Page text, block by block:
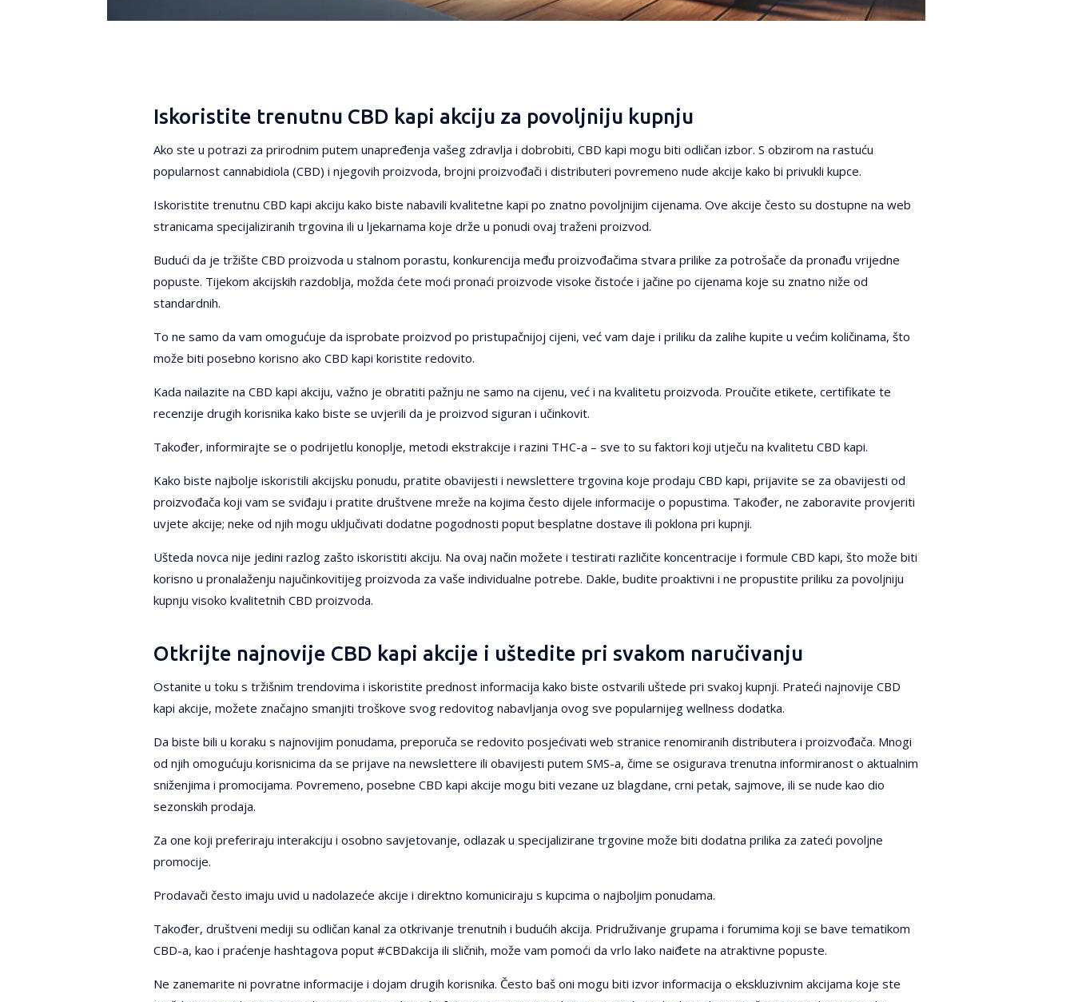
Iskoristite trenutnu CBD kapi akciju za povoljniju kupnju
Ako ste u potrazi za prirodnim putem unapređenja vašeg zdravlja i dobrobiti, CBD kapi mogu biti odličan izbor. S obzirom na rastuću
popularnost cannabidiola (CBD) i njegovih proizvoda, brojni proizvođači i distributeri povremeno nude akcije kako bi privukli kupce.
Iskoristite trenutnu CBD kapi akciju kako biste nabavili kvalitetne kapi po znatno povoljnijim cijenama. Ove akcije često su dostupne na web
stranicama specijaliziranih trgovina ili u ljekarnama koje drže u ponudi ovaj traženi proizvod.
Budući da je tržište CBD proizvoda u stalnom porastu, konkurencija među proizvođačima stvara prilike za potrošače da pronađu vrijedne
popuste. Tijekom akcijskih razdoblja, možda ćete moći pronaći proizvode visoke čistoće i jačine po cijenama koje su znatno niže od
standardnih.
To ne samo da vam omogućuje da isprobate proizvod po pristupačnijoj cijeni, već vam daje i priliku da zalihe kupite u većim količinama, što
može biti posebno korisno ako CBD kapi koristite redovito.
Kada nailazite na CBD kapi akciju, važno je obratiti pažnju ne samo na cijenu, već i na kvalitetu proizvoda. Proučite etikete, certifikate te
recenzije drugih korisnika kako biste se uvjerili da je proizvod siguran i učinkovit.
Također, informirajte se o podrijetlu konoplje, metodi ekstrakcije i razini THC-a – sve to su faktori koji utječu na kvalitetu CBD kapi.
Kako biste najbolje iskoristili akcijsku ponudu, pratite obavijesti i newslettere trgovina koje prodaju CBD kapi, prijavite se za obavijesti od
proizvođača koji vam se sviđaju i pratite društvene mreže na kojima često dijele informacije o popustima. Također, ne zaboravite provjeriti
uvjete akcije; neke od njih mogu uključivati dodatne pogodnosti poput besplatne dostave ili poklona pri kupnji.
Ušteda novca nije jedini razlog zašto iskoristiti akciju. Na ovaj način možete i testirati različite koncentracije i formule CBD kapi, što može biti
korisno u pronalaženju najučinkovitijeg proizvoda za vaše individualne potrebe. Dakle, budite proaktivni i ne propustite priliku za povoljniju
kupnju visoko kvalitetnih CBD proizvoda.
Otkrijte najnovije CBD kapi akcije i uštedite pri svakom naručivanju
Ostanite u toku s tržišnim trendovima i iskoristite prednost informacija kako biste ostvarili uštede pri svakoj kupnji. Prateći najnovije CBD
kapi akcije, možete značajno smanjiti troškove svog redovitog nabavljanja ovog sve popularnijeg wellness dodatka.
Da biste bili u koraku s najnovijim ponudama, preporuča se redovito posjećivati web stranice renomiranih distributera i proizvođača. Mnogi
od njih omogućuju korisnicima da se prijave na newslettere ili obavijesti putem SMS-a, čime se osigurava trenutna informiranost o aktualnim
sniženjima i promocijama. Povremeno, posebne CBD kapi akcije mogu biti vezane uz blagdane, crni petak, sajmove, ili se nude kao dio
sezonskih prodaja.
Za one koji preferiraju interakciju i osobno savjetovanje, odlazak u specijalizirane trgovine može biti dodatna prilika za zateći povoljne
promocije.
Prodavači često imaju uvid u nadolazeće akcije i direktno komuniciraju s kupcima o najboljim ponudama.
Također, društveni mediji su odličan kanal za otkrivanje trenutnih i budućih akcija. Pridruživanje grupama i forumima koji se bave tematikom
CBD-a, kao i praćenje hashtagova poput #CBDakcija ili sličnih, može vam pomoći da vrlo lako naiđete na atraktivne popuste.
Ne zanemarite ni povratne informacije i dojam drugih korisnika. Često baš oni mogu biti izvor informacija o ekskluzivnim akcijama koje ste